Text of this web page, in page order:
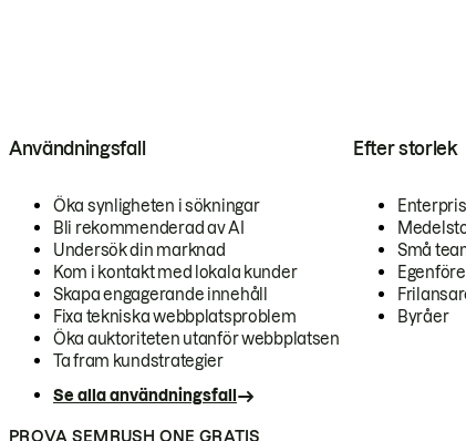
Användningsfall
Öka synligheten i sökningar
Bli rekommenderad av AI
Undersök din marknad
Kom i kontakt med lokala kunder
Skapa engagerande innehåll
Fixa tekniska webbplatsproblem
Öka auktoriteten utanför webbplatsen
Ta fram kundstrategier
Se alla användningsfall
Efter storlek
Små
Byråer
PROVA SEMRUSH ONE GRATIS